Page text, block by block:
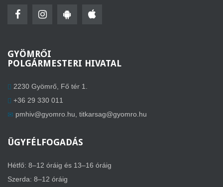
GYÖMRŐI
POLGÁRMESTERI HIVATAL
2230 Gyömrő, Fő tér 1.
+36 29 330 011
pmhiv@gyomro.hu titkarsag@gyomro.hu
ÜGYFÉLFOGADÁS
Hétfő: 8–12 óráig és 13–16 óráig
Szerda: 8–12 óráig